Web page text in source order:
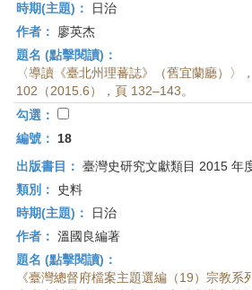
時期(主題)：
日治
作者：
廖英杰
題名 (點擊閱讀)：
〈導讀《臺北州理蕃誌》（舊宜蘭廳）〉
102（2015.6），頁 132–143。
勾選：
編號：
18
出版書目： 臺灣史研究文獻類目 2015 年
類別：
史料
時期(主題)：
日治
作者： 溫國良編著
題名 (點擊閱讀)：
《臺灣總督府檔案主題選編（19）宗教系